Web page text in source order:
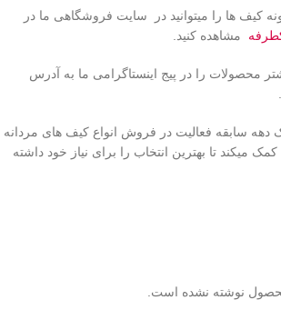
کیف ها را میتوانید در سایت فروشگاهی ما در
مشاهده کنید.
محصولات را در پیج اینستاگرامی ما به آدرس
دهه سابقه فعالیت در فروش انواع کیف های مردانه
میکند تا بهترین انتخاب را برای نیاز خود داشته
نوشته نشده است.